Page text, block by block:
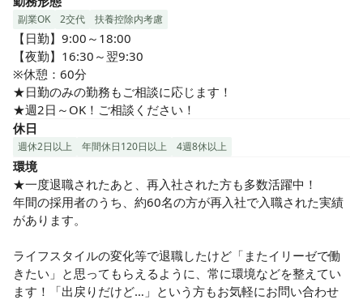
副業OK 2交代 扶養控除内考慮
【日勤】9:00～18:00
【夜勤】16:30～翌9:30
※休憩：60分
★日勤のみの勤務もご相談に応じます！
★週2日～OK！ご相談ください！
休日
週休2日以上 年間休日120日以上 4週8休以上
環境
★一度退職されたあと、再入社された方も多数活躍中！
年間の採用者のうち、約60名の方が再入社で入職された実績
があります。
ライフスタイルの変化等で退職したけど「またイリーゼで働
きたい」と思ってもらえるように、常に環境などを整えてい
ます！「出戻りだけど…」という方もお気軽にお問い合わせ